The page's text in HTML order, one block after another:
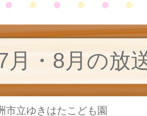
月・8月の放
市立ゆきはたこども園